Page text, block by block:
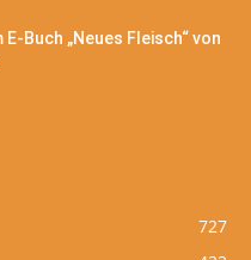
Buch „Neues Fleisch“ von
727